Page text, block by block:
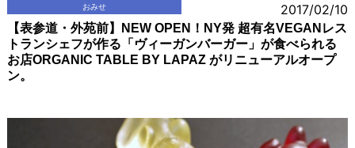
おみせ 2017/02/10
【表参道・外苑前】NEW OPEN！NY発 超有名VEGANレス
トランシェフが作る「ヴィーガンバーガー」が食べられる
お店ORGANIC TABLE BY LAPAZ がリニューアルオープ
ン。